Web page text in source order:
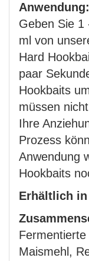
Anwendung:
Geben Sie 1
ml von
Hard
paar
Hookbaits
müssen
Ihre
Prozess
Anwendung
Hookbaits
Erhältlich in
Maismehl,